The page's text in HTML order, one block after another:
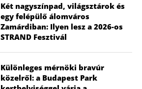
Két nagyszínpad, világsztárok és
egy felépülő álomváros
Zamárdiban: Ilyen lesz a 2026-os
STRAND Fesztivál
Különleges mérnöki bravúr
közelről: a Budapest Park